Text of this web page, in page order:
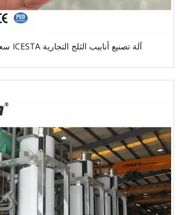
آلة تصنيع أنابيب الثلج التجارية ICESTA سعة 1-5 طن